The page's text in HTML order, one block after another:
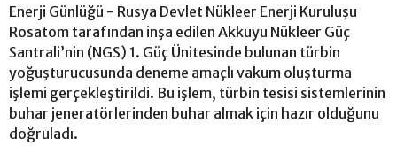
Enerji Günlüğü - Rusya Devlet Nükleer Enerji Kuruluşu
Rosatom tarafından inşa edilen Akkuyu Nükleer Güç
Santrali’nin (NGS) 1. Güç Ünitesinde bulunan türbin
yoğuşturucusunda deneme amaçlı vakum oluşturma
işlemi gerçekleştirildi. Bu işlem, türbin tesisi sistemlerinin
buhar jeneratörlerinden buhar almak için hazır olduğunu
doğruladı.